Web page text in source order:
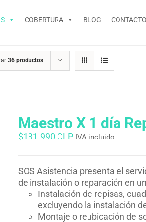
COBERTURA BLOG CONTACTO
36 productos
Maestro X 1 día
$131.990 CLP IVA incluido
SOS Asistencia presenta el
de instalación o reparación en
Instalación de repisas,
excluyendo la instalación
Montaje o reubicación de